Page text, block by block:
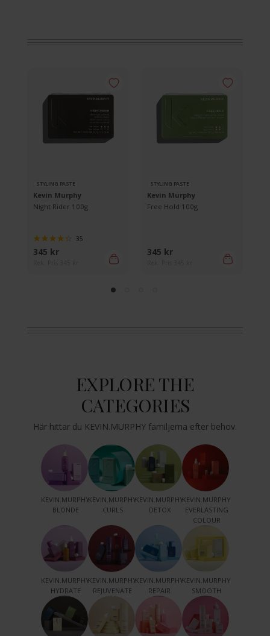
STYLING PASTE
Kevin Murphy
Night Rider 100g
35
345 kr
STYLING PASTE
Kevin Murphy
Free Hold 100g
345 kr
EXPLORE THE
CATEGORIES
Här hittar du KEVIN.MURPHY familjerna efter behov.
KEVIN.MURPHY
BLONDE
KEVIN.MURPHY
CURLS
KEVIN.MURPHY
DETOX
KEVIN.MURPHY
EVERLASTING
COLOUR
KEVIN.MURPHY
HYDRATE
KEVIN.MURPHY
REJUVENATE
KEVIN.MURPHY
REPAIR
KEVIN.MURPHY
SMOOTH